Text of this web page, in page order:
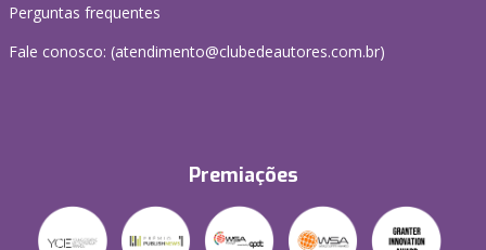
Perguntas frequentes
Fale conosco: (atendimento@clubedeautores.com.br)
Premiações